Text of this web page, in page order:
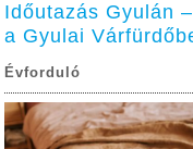
Időutazás Gyulán
a Gyulai
Évforduló